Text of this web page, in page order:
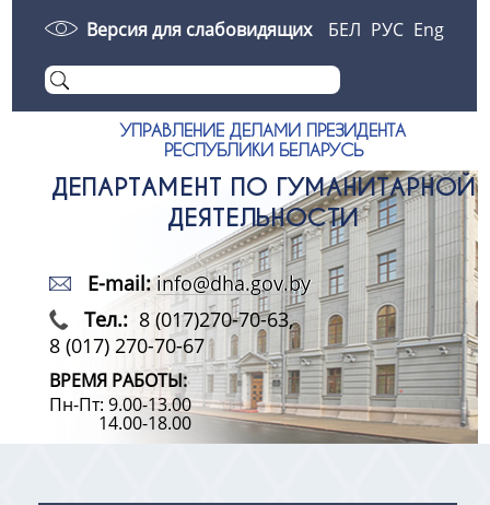
Версия для слабовидящих БЕЛ РУС Eng
УПРАВЛЕНИЕ ДЕЛАМИ ПРЕЗИДЕНТА
РЕСПУБЛИКИ БЕЛАРУСЬ
ДЕПАРТАМЕНТ ПО ГУМАНИТАРНОЙ
ДЕЯТЕЛЬНОСТИ
E-mail: info@dha.gov.by
Тел.:8 (017)270-70-63,
8 (017) 270-70-67
ВРЕМЯ РАБОТЫ:
Пн-Пт: 9.00-13.00
14.00-18.00